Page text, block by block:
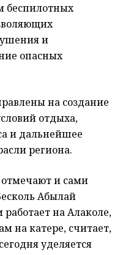
беспилотных
и
опасных
на создание
отдыха,
и дальнейшее
региона.
и сами
Абылай
на Алаколе,
на катере, считает,
уделяется